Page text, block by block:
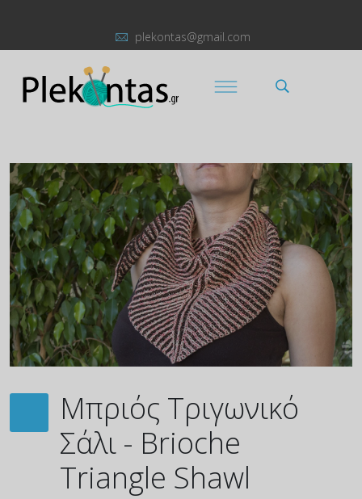
plekontas@gmail.com
Μπριός Τριγωνικό
Σάλι - Brioche
Triangle Shawl